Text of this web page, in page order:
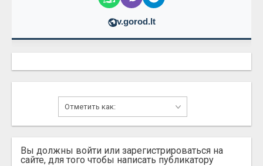
v.gorod.lt
Вы должны войти или зарегистрироваться на
сайте, для того чтобы написать публикатору